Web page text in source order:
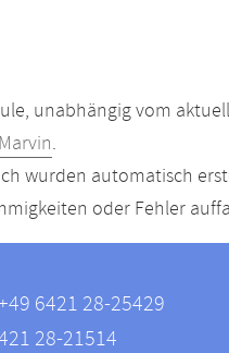
unabhängig vom
Marvin.
wurden automatisch
oder Fehler
6421 28-25429
28-21514